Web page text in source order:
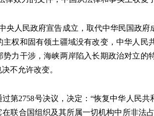
人民政府宣告成立，取代中华民国政府
权和固有领土疆域没有改变，中华人
力干涉，海峡两岸陷入长期政治对立
不允许改变。
2758号决议，决定：“恢复中华人民
联合国组织及其所属一切机构中所非法